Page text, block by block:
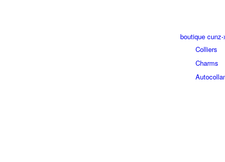
boutique cunz-
Colliers
Charms